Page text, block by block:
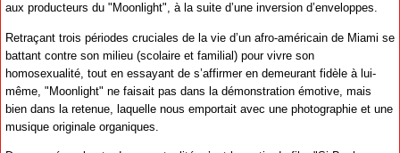
aux producteurs du "Moonlight", à la suite d’une inversion d’enveloppes.
Retraçant trois périodes cruciales de la vie d’un afro-américain de Miami se
battant contre son milieu (scolaire et familial) pour vivre son
homosexualité, tout en essayant de s’affirmer en demeurant fidèle à lui-
même, "Moonlight" ne faisait pas dans la démonstration émotive, mais
bien dans la retenue, laquelle nous emportait avec une photographie et une
musique originale organiques.